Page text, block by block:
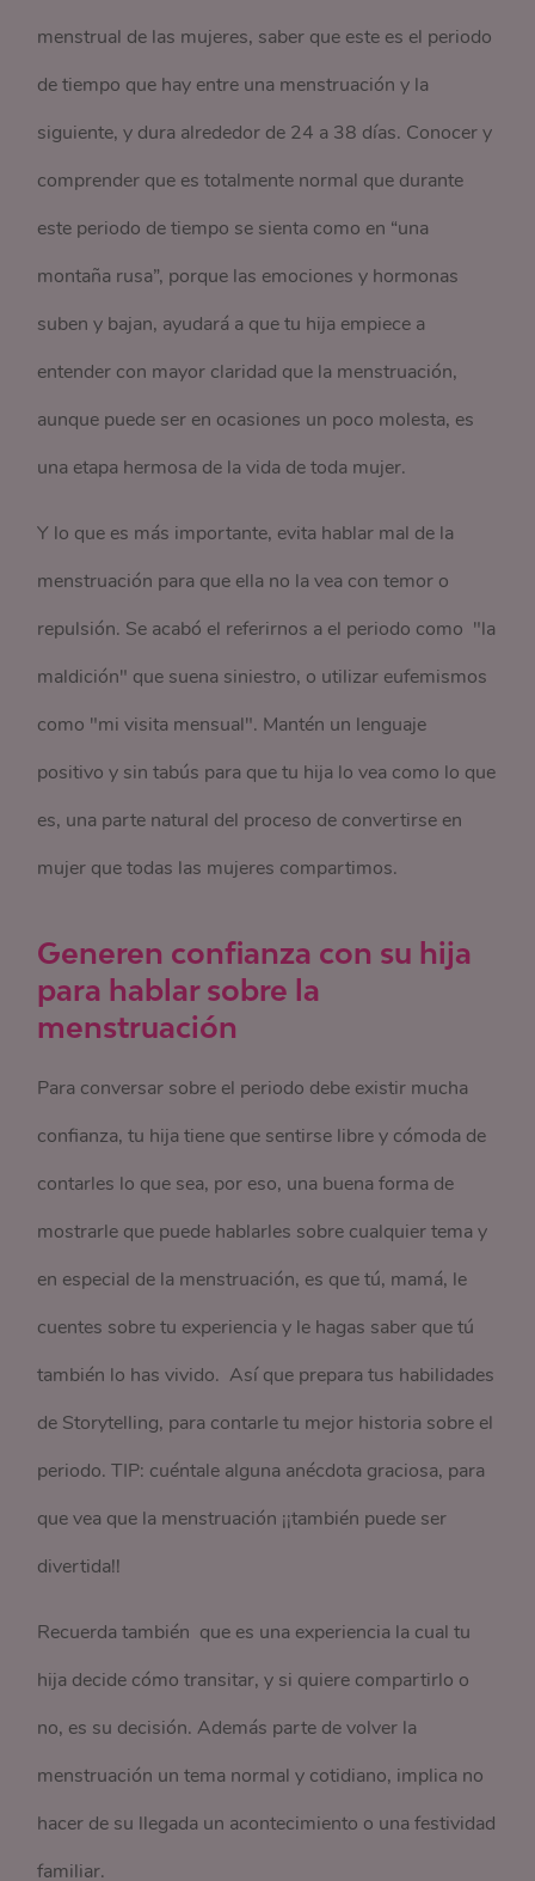
menstrual de las mujeres, saber que este es el periodo
de tiempo que hay entre una menstruación y la
siguiente, y dura alrededor de 24 a 38 días. Conocer y
comprender que es totalmente normal que durante
este periodo de tiempo se sienta como en “una
montaña rusa”, porque las emociones y hormonas
suben y bajan, ayudará a que tu hija empiece a
entender con mayor claridad que la menstruación,
aunque puede ser en ocasiones un poco molesta, es
una etapa hermosa de la vida de toda mujer.
Y lo que es más importante, evita hablar mal de la
menstruación para que ella no la vea con temor o
repulsión. Se acabó el referirnos a el periodo como "la
maldición" que suena siniestro, o utilizar eufemismos
como "mi visita mensual". Mantén un lenguaje
positivo y sin tabús para que tu hija lo vea como lo que
es, una parte natural del proceso de convertirse en
mujer que todas las mujeres compartimos.
Generen confianza con su hija
para hablar sobre la
menstruación
Para conversar sobre el periodo debe existir mucha
confianza, tu hija tiene que sentirse libre y cómoda de
contarles lo que sea, por eso, una buena forma de
mostrarle que puede hablarles sobre cualquier tema y
en especial de la menstruación, es que tú, mamá, le
cuentes sobre tu experiencia y le hagas saber que tú
también lo has vivido. Así que prepara tus habilidades
de Storytelling, para contarle tu mejor historia sobre el
periodo. TIP: cuéntale alguna anécdota graciosa, para
que vea que la menstruación ¡¡también puede ser
divertida!!
Recuerda también que es una experiencia la cual tu
hija decide cómo transitar, y si quiere compartirlo o
no, es su decisión. Además parte de volver la
menstruación un tema normal y cotidiano, implica no
hacer de su llegada un acontecimiento o una festividad
familiar.